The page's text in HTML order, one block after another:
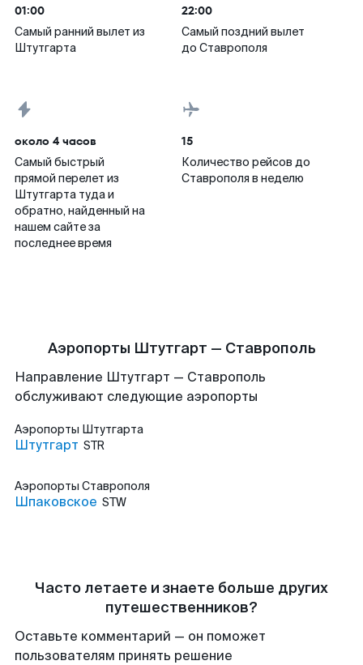
01:00
Самый ранний вылет из
Штутгарта
22:00
Самый поздний вылет
до Ставрополя
около 4 часов
Самый быстрый
прямой перелет из
Штутгарта туда и
обратно, найденный на
нашем сайте за
последнее время
15
Количество рейсов до
Ставрополя в неделю
Аэропорты Штутгарт — Ставрополь
Направление Штутгарт — Ставрополь
обслуживают следующие аэропорты
Аэропорты Штутгарта
Штутгарт STR
Аэропорты Ставрополя
Шпаковское STW
Часто летаете и знаете больше других
путешественников?
Оставьте комментарий — он поможет
пользователям принять решение